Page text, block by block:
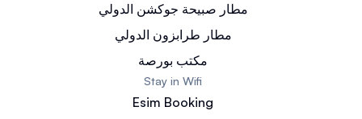
مطار صبيحة جوكشن الدولي
مطار طرابزون الدولي
مكتب بورصة
Stay in Wifi
Esim Booking